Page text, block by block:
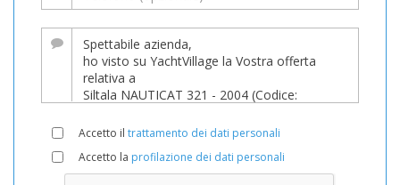
Accetto il trattamento dei dati personali
Accetto la profilazione dei dati personali